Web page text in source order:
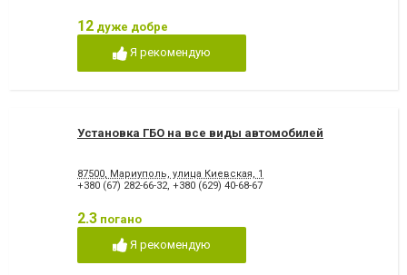
12 дуже добре
Я рекомендую
Установка ГБО на все виды автомобилей
87500, Мариуполь, улица Киевская, 1
+380 (67) 282-66-32, +380 (629) 40-68-67
2.3 погано
Я рекомендую